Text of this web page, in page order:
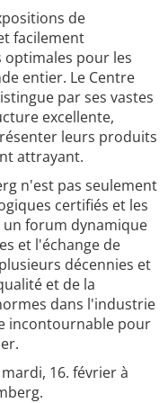
de
facilement
pour les
entier. Le Centre
par ses vastes
excellente,
leurs produits
attrayant.
n'est pas seulement
certifiés et les
un forum dynamique
et l'échange de
décennies et
et de la
dans l'industrie
incontournable pour
16. février à